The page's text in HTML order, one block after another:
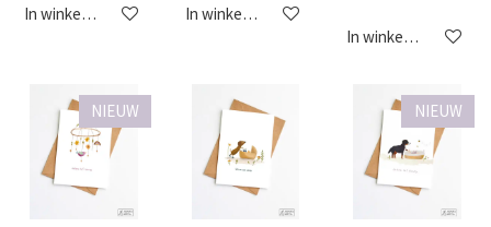
In winkelwagen In winkelwagen
In winkelwagen
NIEUW NIEUW